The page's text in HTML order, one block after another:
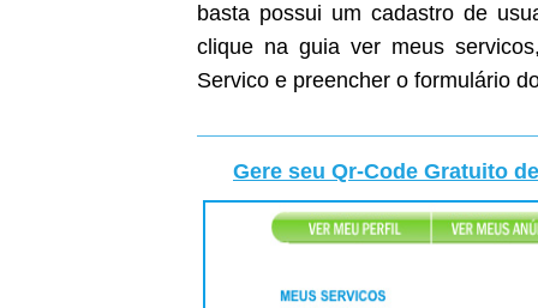
basta possui um cadastro de
clique na guia ver meus
Servico e preencher o formulário
Gere seu Qr-Code Gratuito